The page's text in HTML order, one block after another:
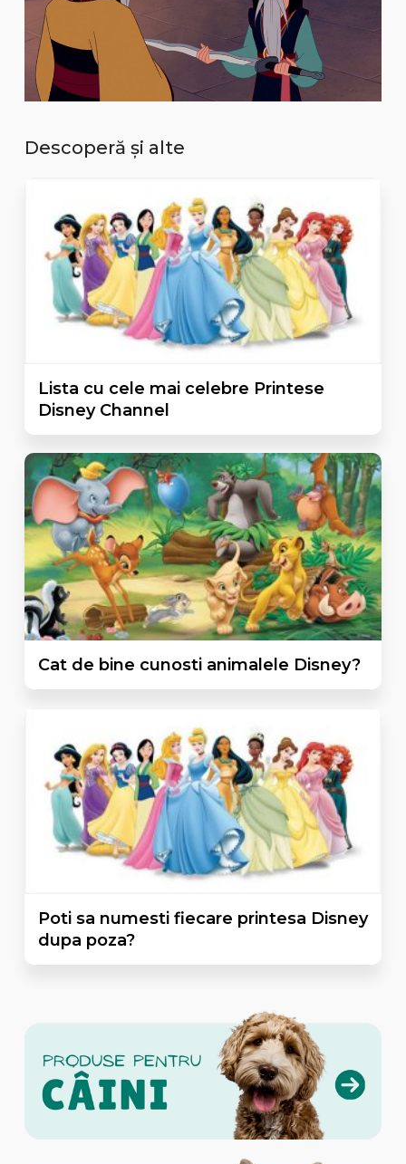
Descoperă și alte
Lista cu cele mai celebre Printese
Disney Channel
Cat de bine cunosti animalele Disney?
Poti sa numesti fiecare printesa Disney
dupa poza?